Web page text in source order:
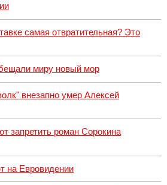
самая отвратительная? Это
миру новый мор
внезапно умер Алексей
запретить роман Сорокина
на Евровидении